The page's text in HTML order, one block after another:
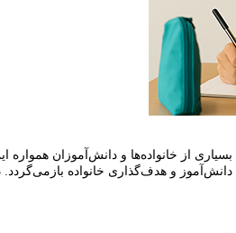
از خانواده‌ها و دانش‌آموزان همواره
و هدف‌گذاری خانواده